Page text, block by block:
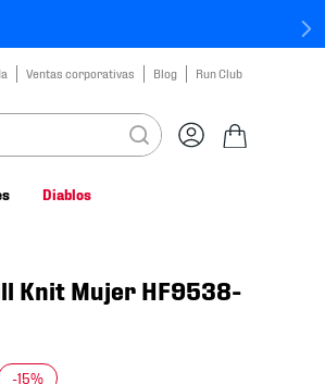
Ventas corporativas Blog Run Club
Diablos
Knit Mujer HF9538-
-15%